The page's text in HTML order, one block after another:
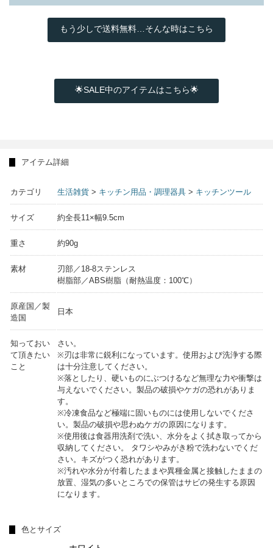
もう少しで送料無料…そんな時はこちら
🌟SALE中のアイテムはこちら🌟
アイテム詳細
カテゴリ 生活雑貨 > キッチン用品・調理器具 > キッチンツール
サイズ 約全長11×幅9.5cm
重さ 約90g
素材
刃部／18-8ステンレス
樹脂部／ABS樹脂（耐熱温度：100℃）
原産国／製
造国
日本
知っておい
て頂きたい
こと
さい。
※刃は非常に鋭利になっています。使用および洗浄する際
は十分注意してください。
※落としたり、硬いものにぶつけるなど無理な力や衝撃は
与えないでください。製品の破損やケガの恐れがありま
す。
※冷凍食品など極端に固いものには使用しないでくださ
い。製品の破損や思わぬケガの原因になります。
※使用後は食器用洗剤で洗い、水分をよく拭き取ってから
収納してください。 タワシやみがき粉で洗わないでくだ
さい。キズがつく恐れがあります。
※汚れや水分が付着したままや異種金属と接触したままの
放置、湿気の多いところでの保管はサビの発生する原因
になります。
色とサイズ